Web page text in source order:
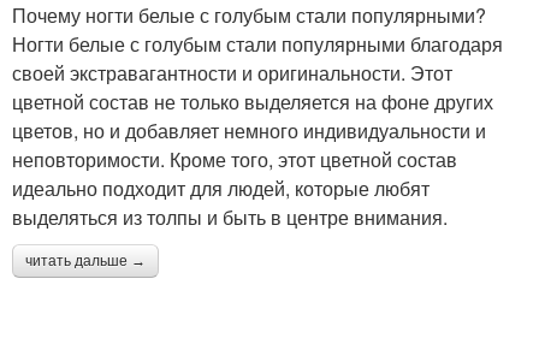
Почему ногти белые с голубым стали популярными?
Ногти белые с голубым стали популярными благодаря
своей экстравагантности и оригинальности. Этот
цветной состав не только выделяется на фоне других
цветов, но и добавляет немного индивидуальности и
неповторимости. Кроме того, этот цветной состав
идеально подходит для людей, которые любят
выделяться из толпы и быть в центре внимания.
читать дальше →